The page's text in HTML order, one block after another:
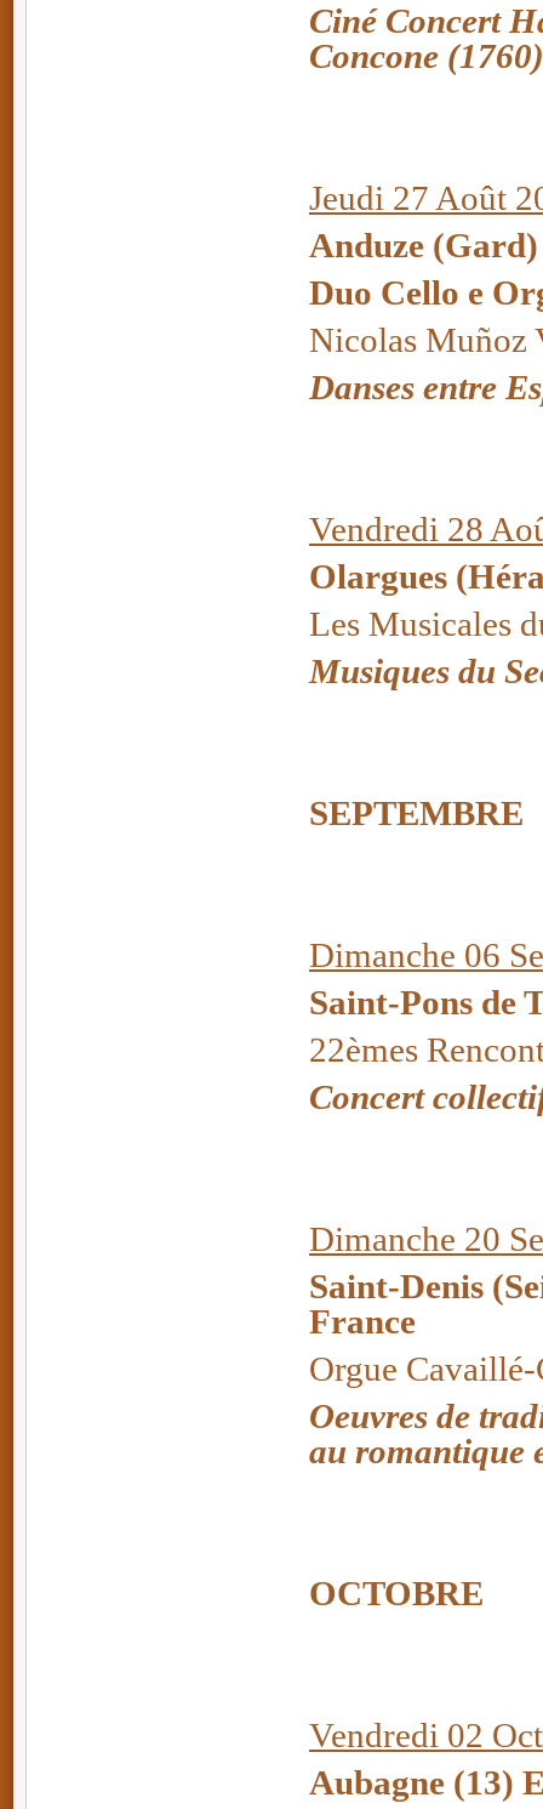
Ciné Concert
Concone (1760)
Jeudi 27 Août
Anduze
Duo Cello e
Nicolas Muñoz
Danses entre
Vendredi 28
Olargues
Les Musicales
Musiques du
SEPTEMBRE
Dimanche 06
Saint-Pons de
22èmes
Concert
Dimanche 20
Saint-Denis
France
Orgue
Oeuvres de
au romantique
OCTOBRE
Vendredi 02
Aubagne (13)